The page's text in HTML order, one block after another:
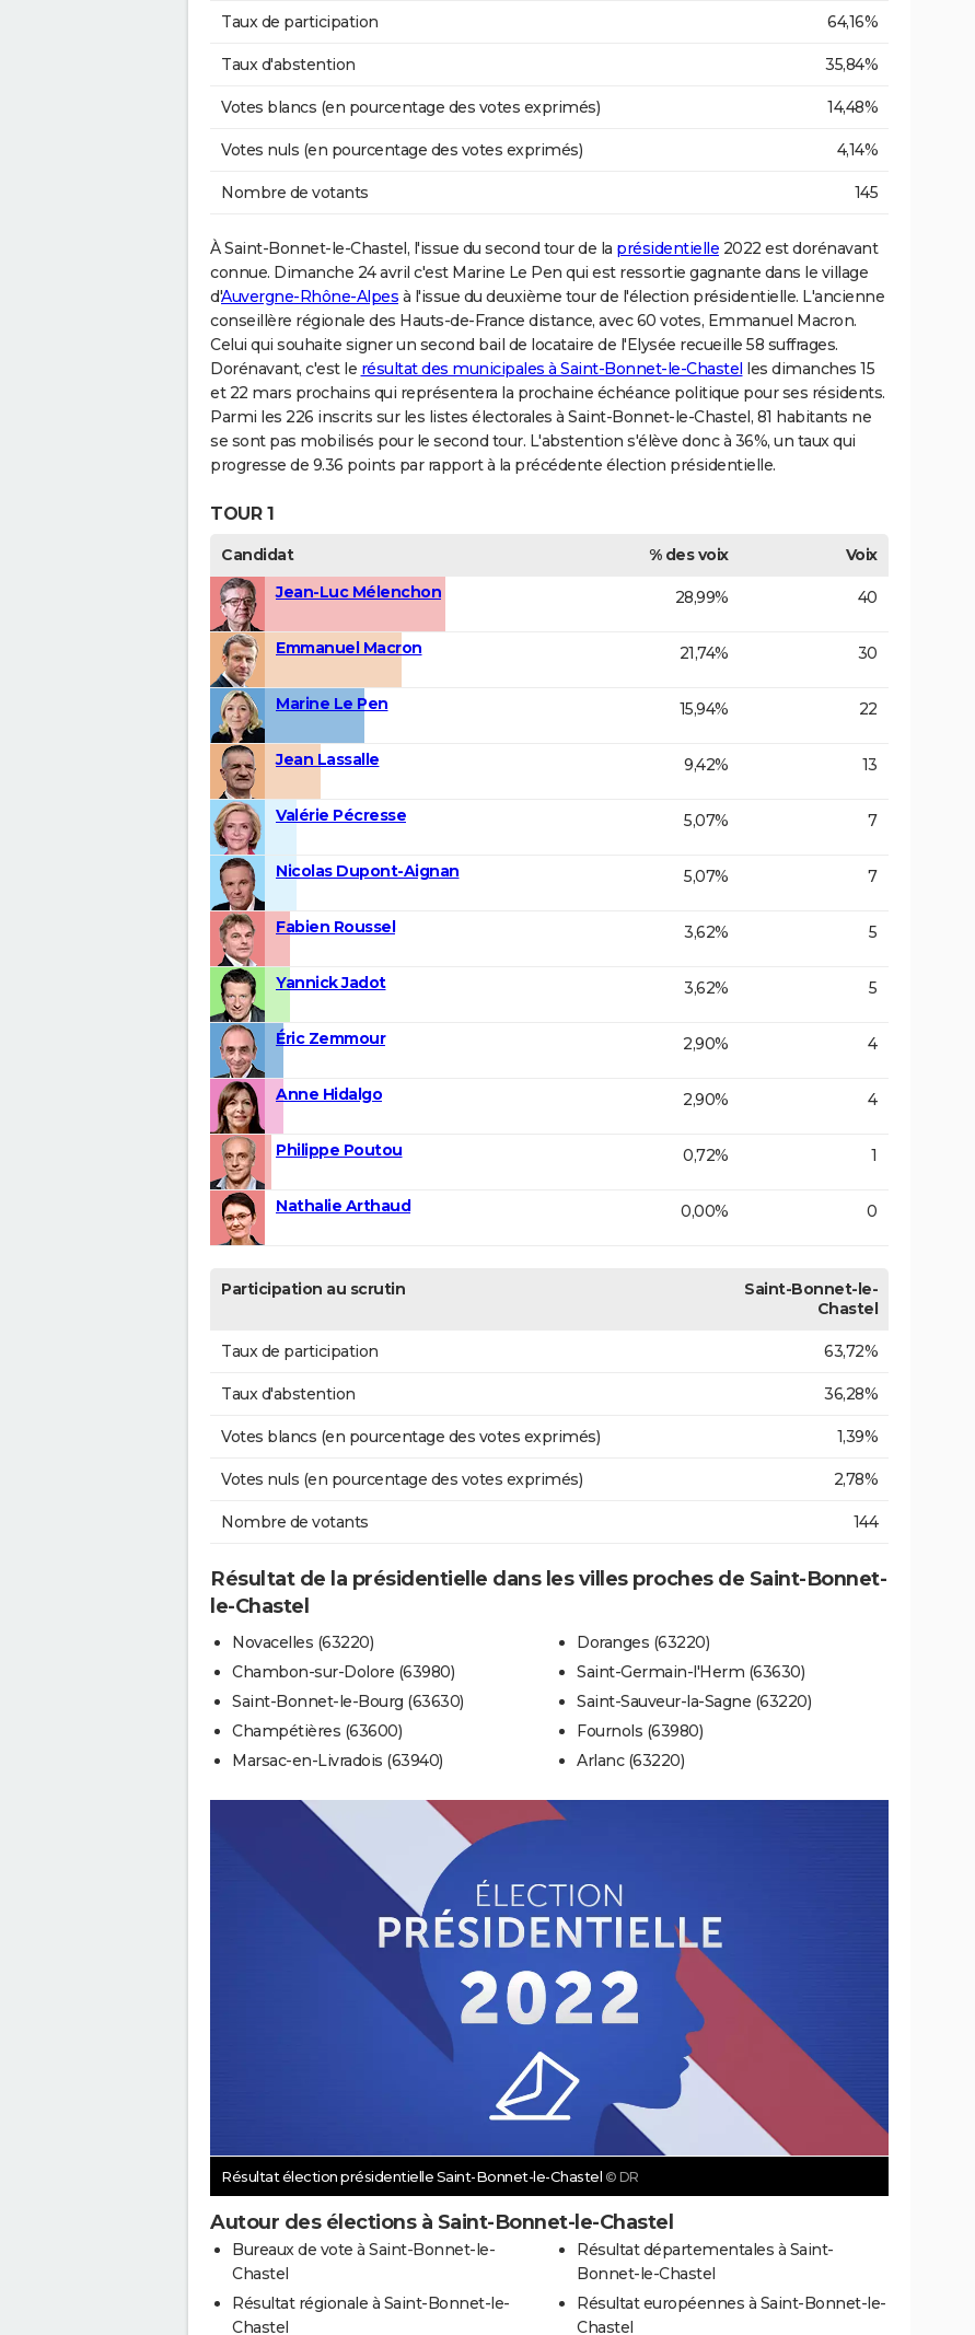
Taux de participation 64,16%
Taux d'abstention 35,84%
Votes blancs (en pourcentage des votes exprimés) 14,48%
Votes nuls (en pourcentage des votes exprimés) 4,14%
Nombre de votants 145
À Saint-Bonnet-le-Chastel, l'issue du second tour de la présidentielle 2022 est dorénavant
connue. Dimanche 24 avril c'est Marine Le Pen qui est ressortie gagnante dans le village
d'Auvergne-Rhône-Alpes à l'issue du deuxième tour de l'élection présidentielle. L'ancienne
conseillère régionale des Hauts-de-France distance, avec 60 votes, Emmanuel Macron.
Celui qui souhaite signer un second bail de locataire de l'Elysée recueille 58 suffrages.
Dorénavant, c'est le résultat des municipales à Saint-Bonnet-le-Chastel
les dimanches 15
et 22 mars prochains qui représentera la prochaine échéance politique pour ses résidents.
Parmi les 226 inscrits sur les listes électorales à Saint-Bonnet-le-Chastel, 81 habitants ne
se sont pas mobilisés pour le second tour. L'abstention s'élève donc à 36%, un taux qui
progresse de 9.36 points par rapport à la précédente élection présidentielle.
TOUR 1
Candidat % des voix
Voix
Jean-Luc Mélenchon
28,99% 40
Emmanuel Macron 21,74% 30
Marine Le Pen 15,94% 22
Jean Lassalle 9,42% 13
Valérie Pécresse 5,07% 7
Nicolas Dupont-Aignan 5,07% 7
Fabien Roussel 3,62% 5
Yannick Jadot 3,62% 5
Éric Zemmour 2,90% 4
Anne Hidalgo 2,90% 4
Philippe Poutou 0,72% 1
Nathalie Arthaud 0,00% 0
Participation au scrutin
Saint-Bonnet-le-
Chastel
Taux de participation 63,72%
Taux d'abstention 36,28%
Votes blancs (en pourcentage des votes exprimés) 1,39%
Votes nuls (en pourcentage des votes exprimés) 2,78%
Nombre de votants 144
Résultat de la présidentielle dans les villes proches de Saint-Bonnet-
le-Chastel
Novacelles (63220)
Chambon-sur-Dolore (63980)
Saint-Bonnet-le-Bourg (63630)
Champétières (63600)
Marsac-en-Livradois (63940)
Doranges (63220)
Saint-Germain-l'Herm (63630)
Saint-Sauveur-la-Sagne (63220)
Fournols (63980)
Arlanc (63220)
Résultat élection présidentielle Saint-Bonnet-le-Chastel © DR
Autour des élections à Saint-Bonnet-le-Chastel
Bureaux de vote à Saint-Bonnet-le-
Chastel
Résultat régionale à Saint-Bonnet-le-
Chastel
Résultat départementales à Saint-
Bonnet-le-Chastel
Résultat européennes à Saint-Bonnet-le-
Chastel